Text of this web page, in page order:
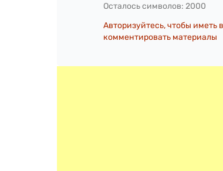
Осталось символов: 2000
Авторизуйтесь, чтобы иметь
комментировать материалы